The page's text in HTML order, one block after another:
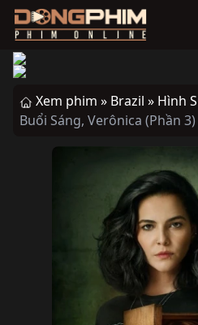
Xem phim » Brazil » Hình
Buổi Sáng, Verônica (Phần 3)